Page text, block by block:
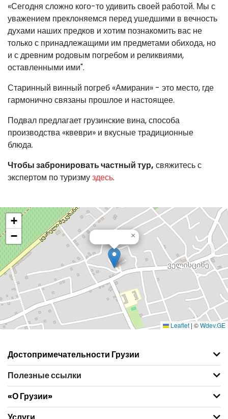
«Сегодня сложно кого-то удивить своей работой. Мы с
уважением преклоняемся перед ушедшими в вечность
духами наших предков и хотим познакомить вас не
только с принадлежащими им предметами обихода, но
и с древним родовым погребом и реликвиями,
оставленными ими".
Старинный винный погреб «Амирани» - это место, где
гармонично связаны прошлое и настоящее.
Подвал предлагает грузинские вина, способа
производства «квеври» и вкусные традиционные
блюда.
Чтобы забронировать частный тур, свяжитесь с
экспертом по туризмуздесь.
×
+
−
Leaflet | ©Wdev.GE
Достопримечательности Грузии
Полезные ссылки
«О Грузии»